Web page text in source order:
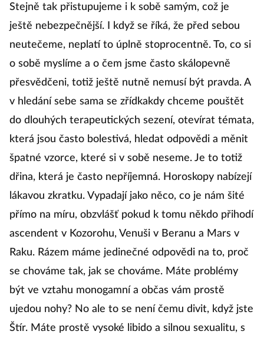
Stejně tak přistupujeme i k sobě samým, což je
ještě nebezpečnější. I když se říká, že před sebou
neutečeme, neplatí to úplně stoprocentně. To, co si
o sobě myslíme a o čem jsme často skálopevně
přesvědčeni, totiž ještě nutně nemusí být pravda. A
v hledání sebe sama se zřídkakdy chceme pouštět
do dlouhých terapeutických sezení, otevírat témata,
která jsou často bolestivá, hledat odpovědi a měnit
špatné vzorce, které si v sobě neseme. Je to totiž
dřina, která je často nepříjemná. Horoskopy nabízejí
lákavou zkratku. Vypadají jako něco, co je nám šité
přímo na míru, obzvlášť pokud k tomu někdo přihodí
ascendent v Kozorohu, Venuši v Beranu a Mars v
Raku. Rázem máme jedinečné odpovědi na to, proč
se chováme tak, jak se chováme. Máte problémy
být ve vztahu monogamní a občas vám prostě
ujedou nohy? No ale to se není čemu divit, když jste
Štír. Máte prostě vysoké libido a silnou sexualitu, s